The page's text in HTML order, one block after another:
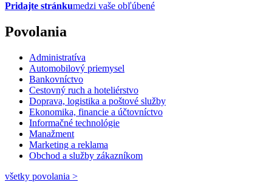
Pridajte stránkumedzi vaše obľúbené
Povolania
Administratíva
Automobilový priemysel
Bankovníctvo
Cestovný ruch a hoteliérstvo
Doprava, logistika a poštové služby
Ekonomika, financie a účtovníctvo
Informačné technológie
Manažment
Marketing a reklama
Obchod a služby zákazníkom
všetky povolania >